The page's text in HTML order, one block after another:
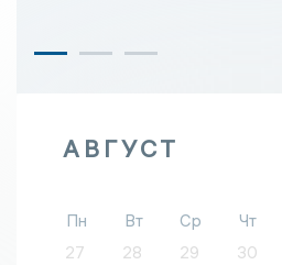
АВГУСТ
Пн Вт Ср Чт
27
28 29 30